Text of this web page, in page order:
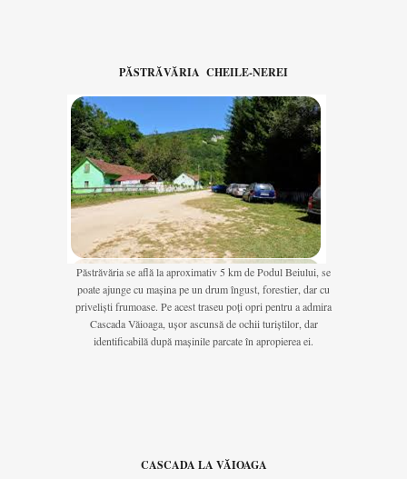
PĂSTRĂVĂRIA CHEILE-NEREI
Păstrăvăria se află la aproximativ 5 km de Podul Beiului, se
poate ajunge cu mașina pe un drum îngust, forestier, dar cu
priveliști frumoase. Pe acest traseu poți opri pentru a admira
Cascada Văioaga, ușor ascunsă de ochii turiștilor, dar
identificabilă după mașinile parcate în apropierea ei.
CASCADA LA VĂIOAGA